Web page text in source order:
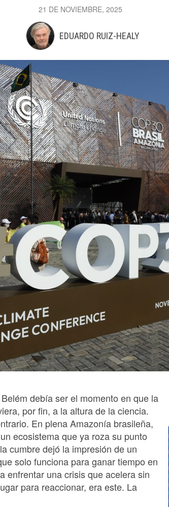
21 DE NOVIEMBRE, 2025
EDUARDO RUIZ-HEALY
debía ser el momento en que la
por fin, a la altura de la ciencia.
En plena Amazonía brasileña,
ecosistema que ya roza su punto
cumbre dejó la impresión de un
solo funciona para ganar tiempo en
enfrentar una crisis que acelera sin
para reaccionar, era este. La